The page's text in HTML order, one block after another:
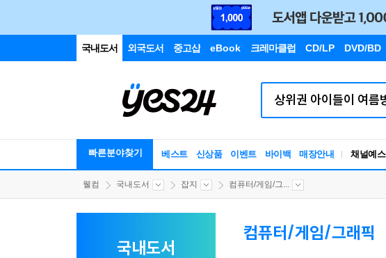
국내도서 외국도서 중고샵 eBook 크레마클럽 CD/LP DVD/BD
빠른분야찾기 베스트 신상품 이벤트 바이백 매장안내 채널예스
웰컴 국내도서 잡지 컴퓨터/게임/그...
국내도서
컴퓨터/게임/그래픽